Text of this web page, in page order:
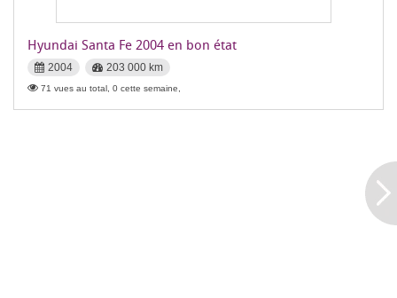
Hyundai Santa Fe 2004 en bon état
2004 203 000 km
71 vues au total, 0 cette semaine,